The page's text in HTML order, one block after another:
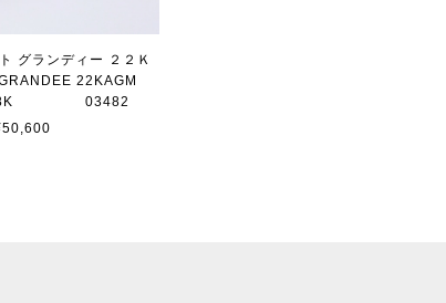
グランディー ２２Ｋ
22KAGM
18K 03482